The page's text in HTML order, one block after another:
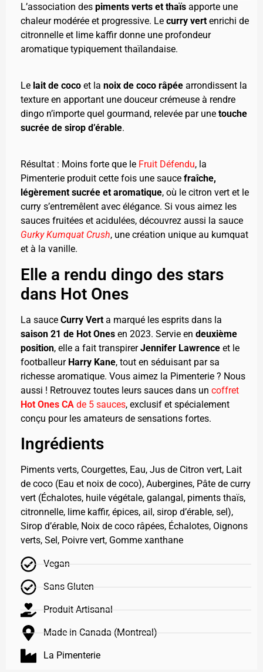
L’association des piments verts et thaïs apporte une
chaleur modérée et progressive. Le curry vert enrichi de
citronnelle et lime kaffir donne une profondeur
aromatique typiquement thaïlandaise.
Le lait de coco et la noix de coco râpée arrondissent la
texture en apportant une douceur crémeuse à rendre
dingo n’importe quel gourmand, relevée par une touche
sucrée de sirop d’érable.
Résultat : Moins forte que le Fruit Défendu, la
Pimenterie produit cette fois une sauce fraîche,
légèrement sucrée et aromatique, où le citron vert et le
curry s’entremêlent avec élégance. Si vous aimez les
sauces fruitées et acidulées, découvrez aussi la sauce
Gurky Kumquat Crush, une création unique au kumquat
et à la vanille.
Elle a rendu dingo des stars
dans Hot Ones
La sauce Curry Vert a marqué les esprits dans la
saison 21 de Hot Ones en 2023. Servie en deuxième
position, elle a fait transpirerJennifer Lawrence et le
footballeur Harry Kane, tout en séduisant par sa
richesse aromatique. Vous aimez la Pimenterie ? Nous
aussi ! Retrouvez toutes leurs sauces dans un coffret
Hot Ones CA de 5 sauces, exclusif et spécialement
conçu pour les amateurs de sensations fortes.
Ingrédients
Piments verts, Courgettes, Eau, Jus de Citron vert, Lait
de coco (Eau et noix de coco), Aubergines, Pâte de curry
vert (Échalotes, huile végétale, galangal, piments thaïs,
citronnelle, lime kaffir, épices, ail, sirop d’érable, sel),
Sirop d’érable, Noix de coco râpées, Échalotes, Oignons
verts, Sel, Poivre vert, Gomme xanthane
Vegan
Sans Gluten
Produit Artisanal
Made in Canada (Montreal)
La Pimenterie